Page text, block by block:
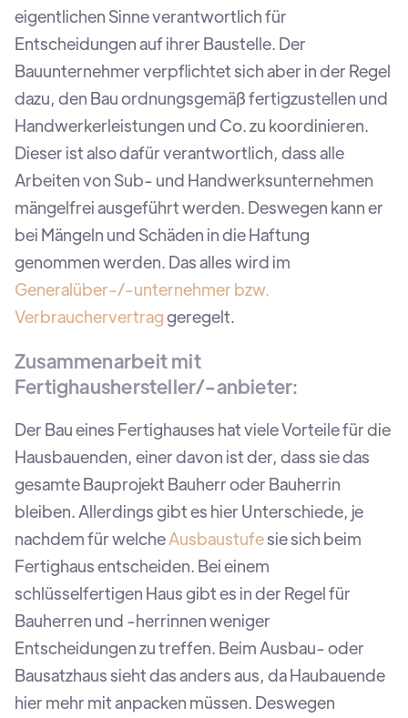
eigentlichen Sinne verantwortlich für
Entscheidungen auf ihrer Baustelle. Der
Bauunternehmer verpflichtet sich aber in der Regel
dazu, den Bau ordnungsgemäß fertigzustellen und
Handwerkerleistungen und Co. zu koordinieren.
Dieser ist also dafür verantwortlich, dass alle
Arbeiten von Sub- und Handwerksunternehmen
mängelfrei ausgeführt werden. Deswegen kann er
bei Mängeln und Schäden in die Haftung
genommen werden. Das alles wird im
Generalüber-/-unternehmer bzw.
Verbrauchervertraggeregelt.
Zusammenarbeit mit
Fertighaushersteller/-anbieter:
Der Bau eines Fertighauses hat viele Vorteile für die
Hausbauenden, einer davon ist der, dass sie das
gesamte Bauprojekt Bauherr oder Bauherrin
bleiben. Allerdings gibt es hier Unterschiede, je
nachdem für welcheAusbaustufesie sich beim
Fertighaus entscheiden. Bei einem
schlüsselfertigen Haus gibt es in der Regel für
Bauherren und -herrinnen weniger
Entscheidungen zu treffen. Beim Ausbau- oder
Bausatzhaus sieht das anders aus, da Haubauende
hier mehr mit anpacken müssen. Deswegen